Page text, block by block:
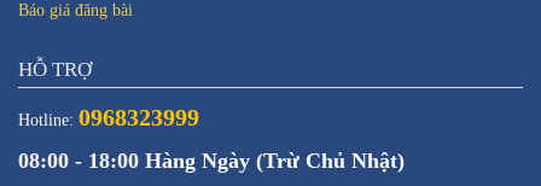
Báo giá đăng bài
HỖ TRỢ
Hotline: 0968323999
08:00 - 18:00 Hàng Ngày (Trừ Chủ Nhật)